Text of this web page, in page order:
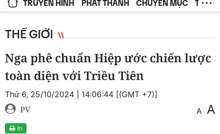
TRUYỀN HÌNH PHÁT THANH CHUYÊN MỤC TIN
THẾ GIỚI
Nga phê chuẩn Hiệp ước chiến lược
toàn diện với Triều Tiên
Thứ 6, 25/10/2024 | 14:06:44 [(GMT +7)]
PV A A
In